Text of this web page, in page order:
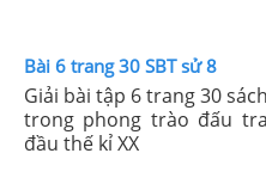
Bài 6 trang 30 SBT sử 8
Giải bài tập 6 trang 30
trong phong trào đấu
đầu thế kỉ XX